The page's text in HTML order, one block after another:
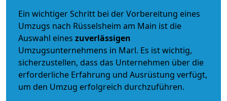
Ein wichtiger Schritt bei der Vorbereitung eines
Umzugs nach Rüsselsheim am Main ist die
Auswahl eines zuverlässigen
Umzugsunternehmens in Marl. Es ist wichtig,
sicherzustellen, dass das Unternehmen über die
erforderliche Erfahrung und Ausrüstung verfügt,
um den Umzug erfolgreich durchzuführen.